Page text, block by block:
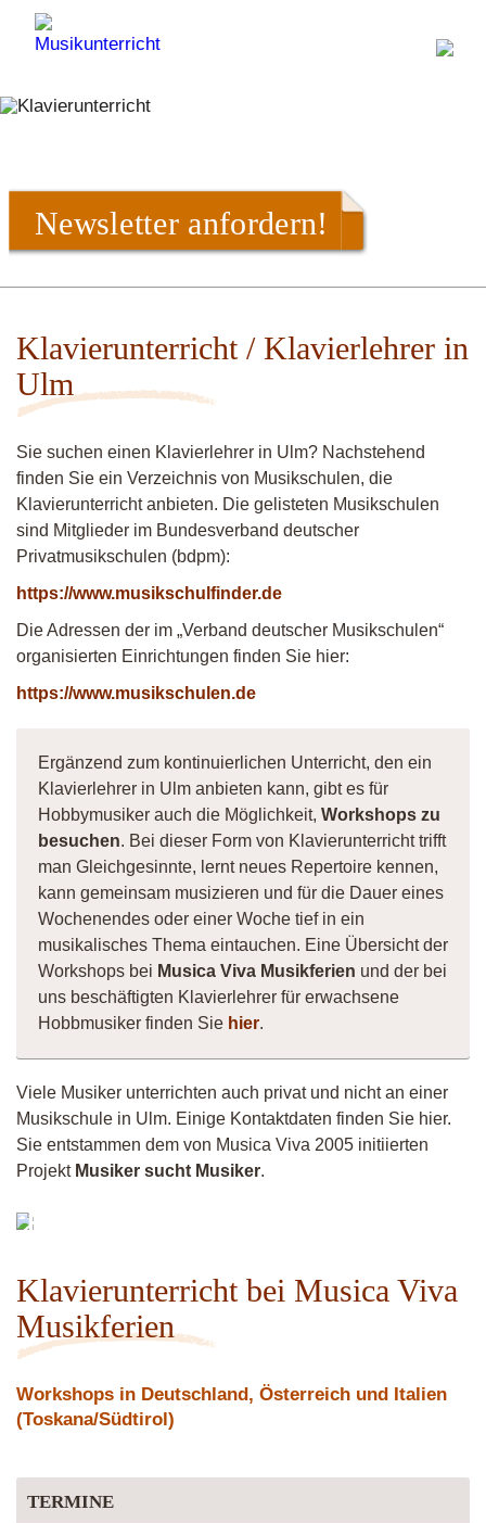
Newsletter anfordern!
Klavierunterricht / Klavierlehrer in
Ulm
Sie suchen einen Klavierlehrer in Ulm? Nachstehend
finden Sie ein Verzeichnis von Musikschulen, die
Klavierunterricht anbieten. Die gelisteten Musikschulen
sind Mitglieder im Bundesverband deutscher
Privatmusikschulen (bdpm):
https://www.musikschulfinder.de
Die Adressen der im „Verband deutscher Musikschulen“
organisierten Einrichtungen finden Sie hier:
https://www.musikschulen.de
Ergänzend zum kontinuierlichen Unterricht, den ein
Klavierlehrer in Ulm anbieten kann, gibt es für
Hobbymusiker auch die Möglichkeit, Workshops zu
besuchen. Bei dieser Form von Klavierunterricht trifft
man Gleichgesinnte, lernt neues Repertoire kennen,
kann gemeinsam musizieren und für die Dauer eines
Wochenendes oder einer Woche tief in ein
musikalisches Thema eintauchen. Eine Übersicht der
Workshops bei Musica Viva Musikferien und der bei
uns beschäftigten Klavierlehrer für erwachsene
Hobbmusiker finden Sie hier.
Viele Musiker unterrichten auch privat und nicht an einer
Musikschule in Ulm. Einige Kontaktdaten finden Sie hier.
Sie entstammen dem von Musica Viva 2005 initiierten
Projekt Musiker sucht Musiker.
Matthias
Klavierunterricht bei Musica Viva
Musikferien
Workshops in Deutschland, Österreich und Italien
(Toskana/Südtirol)
TERMINE